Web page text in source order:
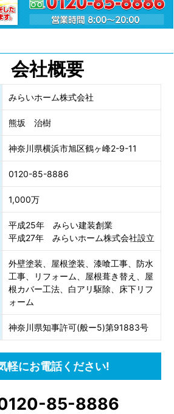
会社概要
みらいホーム株式会社
熊坂 治樹
神奈川県横浜市旭区鶴ヶ峰2-9-11
0120-85-8886
1,000万
平成25年 みらい建装創業
平成27年 みらいホーム株式会社設立
外壁塗装、屋根塗装、漆喰工事、防水
工事、リフォーム、屋根葺き替え、屋
根カバー工法、白アリ駆除、床下リフ
ォーム
神奈川県知事許可(般ー5)第91883号
軽にお電話ください!
85-8886